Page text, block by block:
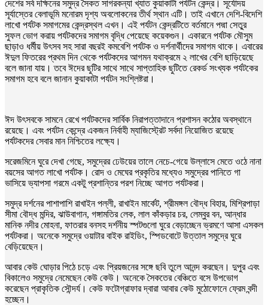
দেশের সর্ব দক্ষিনের সমুদ্র সৈকত সাগরকন্যা খ্যাত কুয়াকাটা পর্যটন কেন্দ্র। সূর্যোদয়
সূর্যাস্তের বেলাভূমি মনোরম দৃশ্য অবলোকনের তীর্থ স্থান এটি। তাই এখানে দেশি-বিদেশি
লাখো পর্যটক সমাগমের কেন্দ্রস্থল এখন। এই পর্যটন কেন্দ্রটিতে বর্তমানে পদ্মা সেতু্র
সুফল ভোগ করায় পর্যটকদের সমাগম বৃদ্ধি পেয়েছে কয়েকগুন। একারনে পর্যটক মৌসুম
ছাড়াও ধর্মীয় উৎসব সহ সারা বছরই কমবেশি পর্যটক ও দর্শনার্থীদের সমাগম থাকে। এবারের
ঈদুল ফিতরের প্রথম দিন থেকে পর্যটকদের আগমন যথাক্রমে ২ লাখের বেশি ছাড়িয়েছে
বলে জানা যায়। তবে ঈদের ছুটির সাথে সাথে সাপ্তাহিক ছুটিতে রেকর্ড সংখ্যক পর্যটকের
সমাগম হবে বলে জানান কুয়াকাটা পর্যটন সংশ্লিষ্টরা।
ঈদ উৎসবকে সামনে রেখে পর্যটকদের সার্বিক নিরাপত্তাদানে প্রশাসন কঠোর অবস্থানে
রয়েছে। এবং পর্যটন কেন্দ্রে একজন নির্বাহী ম্যাজিস্ট্রেট সর্বদা নিয়োজিত রয়েছে
পর্যটকদের সেবার মান নিশ্চিতের লক্ষ্যে।
সরেজমিনে ঘুরে দেখা গেছে, সমুদ্রের ঢেউয়ের তালে নেচে-গেয়ে উল্লাসে মেতে ওঠে নানা
বয়সের আগত লাখো পর্যটক। রোদ ও মেঘের প্রকৃতির মধ্যেও সমুদ্রের পানিতে গা
ভাসিয়ে ভ্যাপসা গরমে একটু প্রশান্তির পরশ নিচ্ছে আগত পর্যটকরা।
সমুদ্র দর্শনের পাশাপাশি রাখাইন পল্লী, রাখাইন মার্কেট, শ্রীমঙ্গল বৌদ্ধ বিহার, মিশ্রিপাড়া
সীমা বৌদ্ধ মন্দির, ঝাউবাগান, গঙ্গামতির লেক, লাল কাঁকড়ার চর, লেম্বুর বন, আন্ধার
মানিক নদীর মোহনা, ফাতরার বনসহ দর্শনীয় স্পটগুলো ঘুরে বেড়াচ্ছেন ভ্রমণে আসা এসকল
পর্যটকরা। অনেকে সমুদ্রে ওয়াটার বাইক রাইডিং, স্পিডবোটে উত্তাল সমুদ্রে ঘুরে
বেড়িয়েছেন।
আবার কেউ ঘোড়ার পিঠে চড়ে এবং প্রিয়জনের সঙ্গে ছবি তুলে আনন্দ করছেন। দুপুর এবং
বিকালেও সমুদ্রে নেমেছেন কেউ কেউ। অনেকে সৈকতের বেঞ্চিতে বসে উপভোগ
করেছেন প্রাকৃতিক সৌন্দর্য। কেউ ফটোগ্রাফার দ্বারা আবার কেউ মুঠোফোনে ফ্রেম বন্দী
হচ্ছেন।